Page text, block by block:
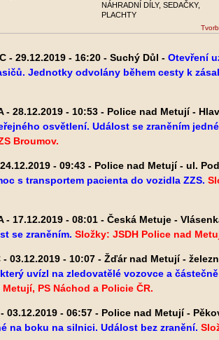
NÁHRADNÍ DÍLY, SEDAČKY,
PLACHTY
- 29.12.2019 - 16:20 - Suchý Důl - Otevření
Jednotky odvolány během cesty k
- 28.12.2019 - 10:53 - Police nad Metují -
osvětlení. Událost se zraněním
Broumov.
24.12.2019 - 09:43 - Police nad Metují - ul.
s transportem pacienta do vozidla ZZS.
- 17.12.2019 - 08:01 - Česká Metuje -
se zraněním. Složky: JSDH Police nad
- 03.12.2019 - 10:07 - Žďár nad Metují -
uvízl na zledovatělé vozovce a
PS Náchod a Policie ČR.
- 03.12.2019 - 06:57 - Police nad Metují -
na boku na silnici. Událost bez zranění.